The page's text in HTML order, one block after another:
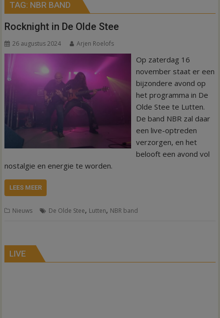
TAG: NBR BAND
Rocknight in De Olde Stee
26 augustus 2024 Arjen Roelofs
Op zaterdag 16
november staat er een
bijzondere avond op
het programma in De
Olde Stee te Lutten.
De band NBR zal daar
een live-optreden
verzorgen, en het
belooft een avond vol
nostalgie en energie te worden.
LEES MEER
Nieuws De Olde Stee, Lutten, NBR band
LIVE